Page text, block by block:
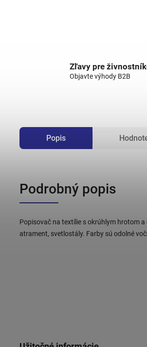
Zľavy pre
Objavte výhody B2B
Popis
Podrobný popis
Popisovač na textílie s okrúhlym hrotom
atrament, svetlostály. Farby sú odolné